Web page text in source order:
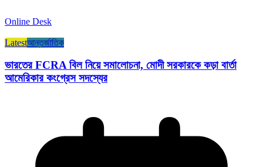
Online Desk
Latestআন্তর্জাতিক
ভারতের FCRA বিল নিয়ে সমালোচনা, মোদী সরকারকে কড়া বার্তা
আমেরিকার কংগ্রেস সদস্যের